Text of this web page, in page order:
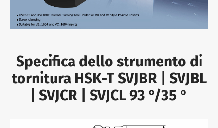
Specifica dello strumento di
tornitura HSK-T SVJBR | SVJBL
| SVJCR | SVJCL 93 °/35 °